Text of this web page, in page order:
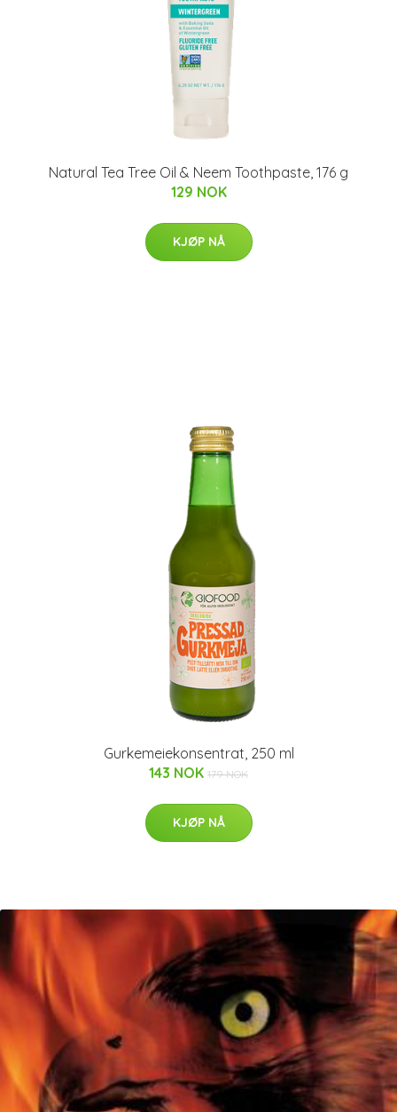
Natural Tea Tree Oil & Neem Toothpaste, 176 g
129 NOK
KJØP NÅ
Gurkemeiekonsentrat, 250 ml
143 NOK 179 NOK
KJØP NÅ